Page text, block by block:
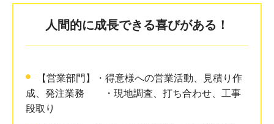
人間的に成長できる喜びがある！
【営業部門】・得意様への営業活動、見積り作
成、発注業務 ・現地調査、打ち合わせ、工事
段取り